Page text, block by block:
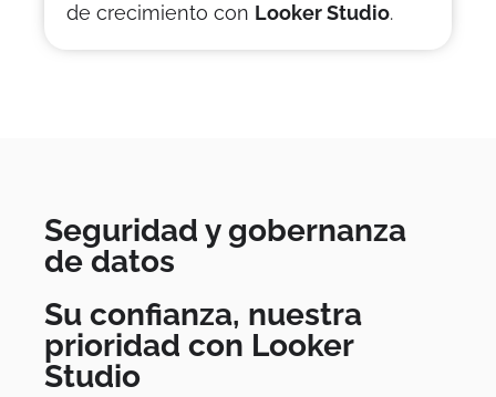
de crecimiento con Looker Studio.
Seguridad y gobernanza
de datos
Su confianza, nuestra
prioridad con Looker
Studio